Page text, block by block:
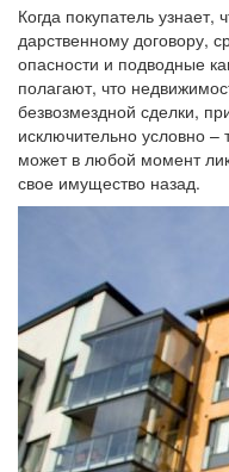
Когда покупатель узнает,
дарственному договору,
опасности и подводные
полагают, что
безвозмездной сделки,
исключительно условно –
может в любой момент
свое имущество назад.